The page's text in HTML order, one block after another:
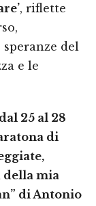
, riflette
del
e le
25 al 28
di
della mia
di Antonio